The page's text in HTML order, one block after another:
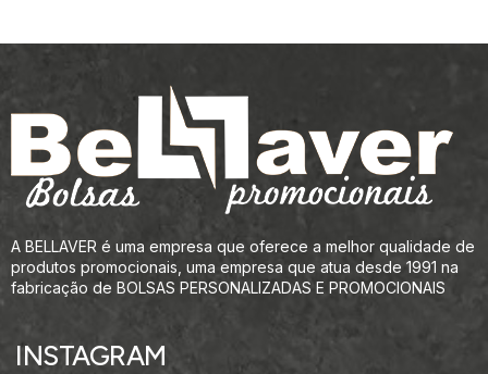
A BELLAVER é uma empresa que oferece a melhor qualidade de
produtos promocionais, uma empresa que atua desde 1991 na
fabricação de BOLSAS PERSONALIZADAS E PROMOCIONAIS
INSTAGRAM